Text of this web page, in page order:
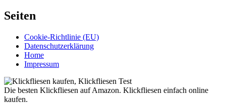
Seiten
Cookie-Richtlinie (EU)
Datenschutzerklärung
Home
Impressum
Die besten Klickfliesen auf Amazon. Klickfliesen einfach online
kaufen.